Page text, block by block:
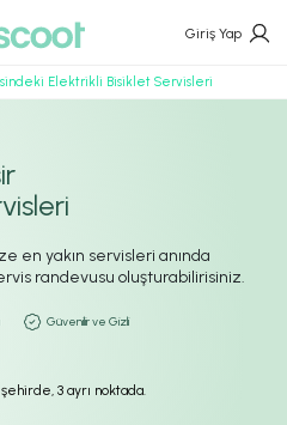
Giriş Yap
Elektrikli Bisiklet Servisleri
en yakın servisleri anında
randevusu oluşturabilirisiniz.
Güvenilir ve Gizli
3 ayrı noktada.